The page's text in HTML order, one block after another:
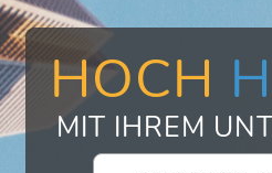
HOCH
MIT IHREM